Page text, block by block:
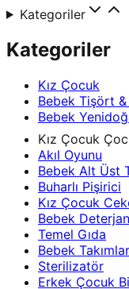
Kategoriler
Kategoriler
Kız Çocuk
Bebek Tişört
Bebek
Kız Çocuk
Akıl Oyunu
Bebek Alt Üst
Buharlı Pişirici
Kız Çocuk
Bebek
Temel Gıda
Bebek
Sterilizatör
Erkek Çocuk